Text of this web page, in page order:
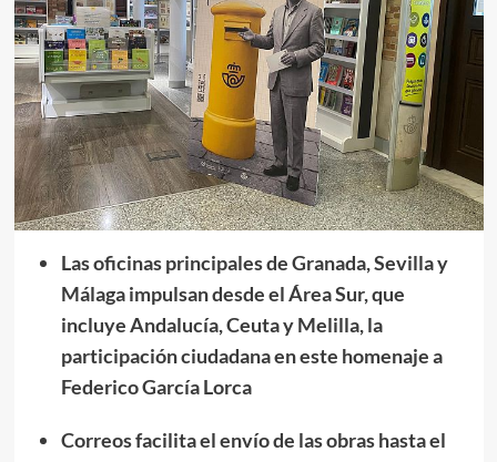
Las oficinas principales de Granada, Sevilla y
Málaga impulsan desde el Área Sur, que
incluye Andalucía, Ceuta y Melilla, la
participación ciudadana en este homenaje a
Federico García Lorca
Correos facilita el envío de las obras hasta el